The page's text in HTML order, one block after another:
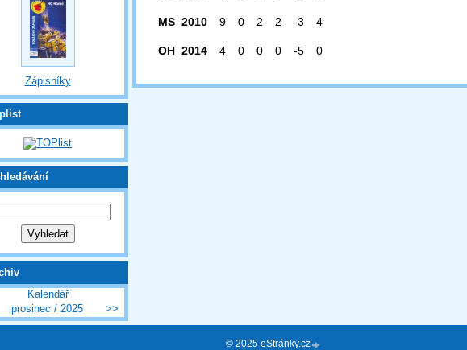
MS 2010 9 0 2 2 -3 4
OH 2014 4 0 0 0 -5 0
Zápisníky
Kalendář
prosinec / 2025 >>
© 2025 eStránky.cz